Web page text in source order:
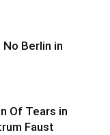
Berlin in
Of Tears in
Faust